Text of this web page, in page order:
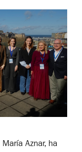
Aznar, ha